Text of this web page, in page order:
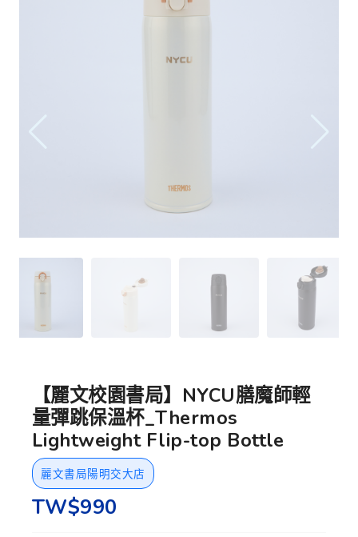
【麗文校園書局】NYCU膳魔師輕
量彈跳保溫杯_Thermos
Lightweight Flip-top Bottle
麗文書局陽明交大店
TW$990